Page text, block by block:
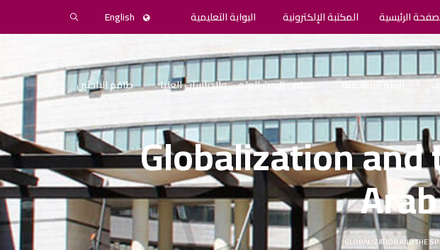
الرئيسية المكتبة الإلكترونية البوابة التعليمية English
البنية التنظيمية مجلس البحث العلمي والدراسات العليا طاقم الباحثين
Globalization
GLOBALIZATION AND THE